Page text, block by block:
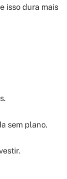
isso dura mais
sem plano.